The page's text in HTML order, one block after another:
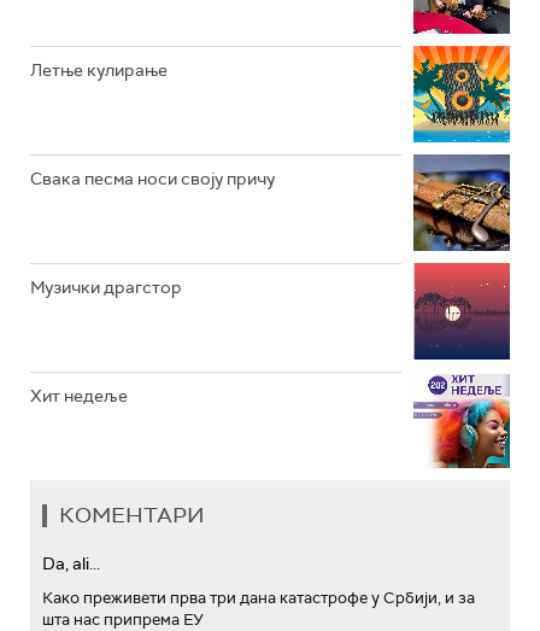
РАДИО ЏЕЗЕР
Летње кулирање
Свака песма носи своју причу
Музички драгстор
Хит недеље
КОМЕНТАРИ
Da, ali...
Како преживети прва три дана катастрофе у Србији, и за
шта нас припрема ЕУ